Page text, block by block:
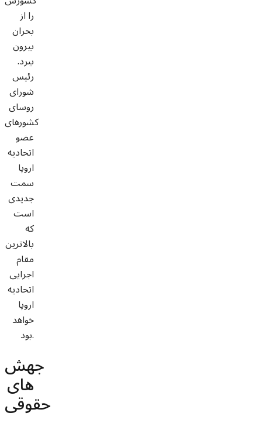
را از
بحران
بیرون
ببرد.
رئیس
شورای
روسای
کشورهای
عضو
اتحادیه
اروپا
سمت
جدیدی
است
که
بالاترین
مقام
اجرایی
اتحادیه
اروپا
خواهد
بود.
جهش
های
حقوقی